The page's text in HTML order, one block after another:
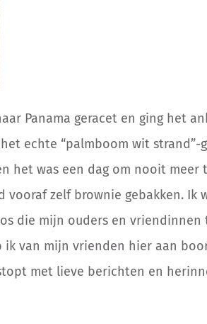
Panama geracet en ging het
echte “palmboom wit strand”-
het was een dag om nooit meer
zelf brownie gebakken. Ik
die mijn ouders en
ik van mijn vrienden hier aan
met lieve berichten en